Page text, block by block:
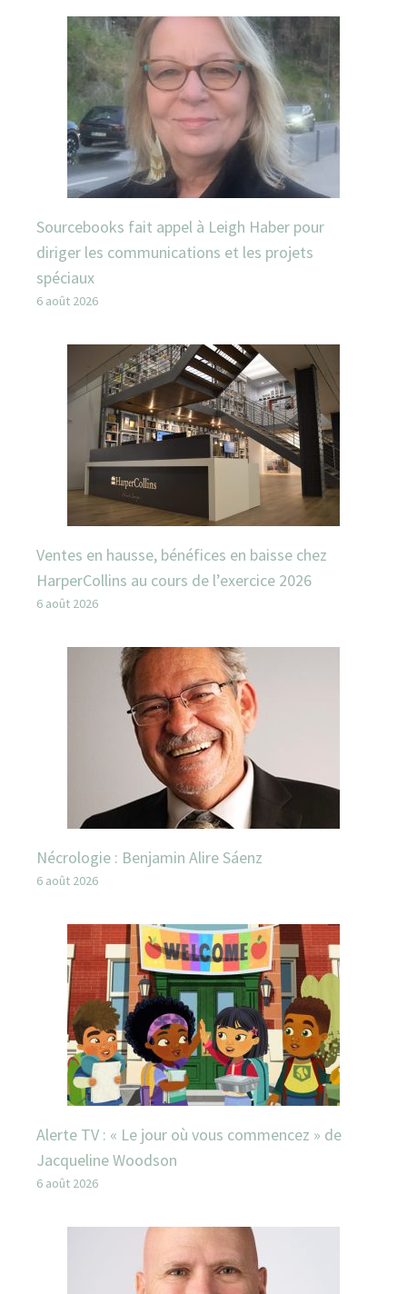
Sourcebooks fait appel à Leigh Haber pour
diriger les communications et les projets
spéciaux
6 août 2026
Ventes en hausse, bénéfices en baisse chez
HarperCollins au cours de l’exercice 2026
6 août 2026
Nécrologie : Benjamin Alire Sáenz
6 août 2026
Alerte TV : « Le jour où vous commencez » de
Jacqueline Woodson
6 août 2026